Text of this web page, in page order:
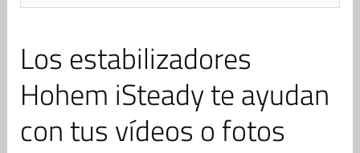
Los estabilizadores
Hohem iSteady te ayudan
con tus vídeos o fotos